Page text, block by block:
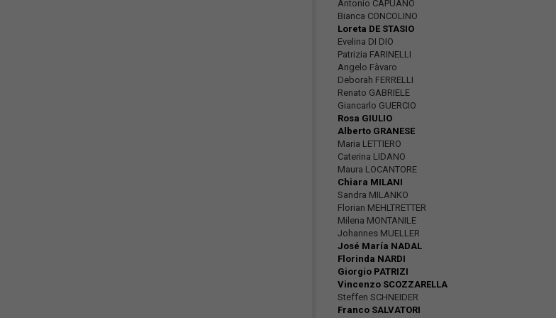
Antonio CAPUANO
Bianca CONCOLINO
Loreta DE STASIO
Evelina DI DIO
Patrizia FARINELLI
Angelo Fàvaro
Deborah FERRELLI
Renato GABRIELE
Giancarlo GUERCIO
Rosa GIULIO
Alberto GRANESE
Maria LETTIERO
Caterina LIDANO
Maura LOCANTORE
Chiara MILANI
Sandra MILANKO
Florian MEHLTRETTER
Milena MONTANILE
Johannes MUELLER
José María NADAL
Florinda NARDI
Giorgio PATRIZI
Vincenzo SCOZZARELLA
Steffen SCHNEIDER
Franco SALVATORI